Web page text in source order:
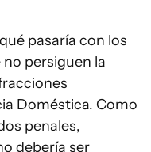
pasaría con los
persiguen la
Doméstica. Como
penales,
debería ser